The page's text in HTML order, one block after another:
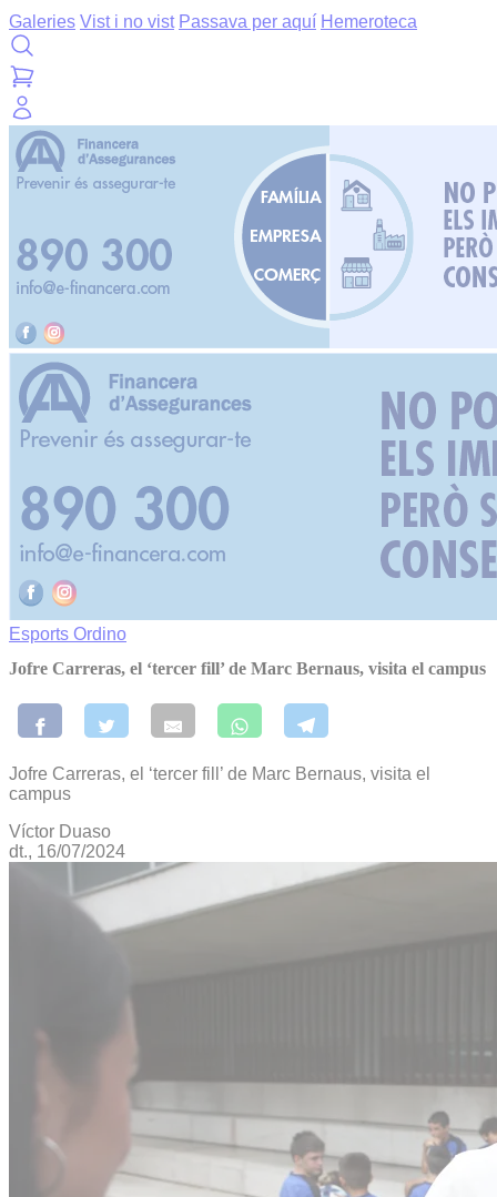
Galeries Vist i no vist Passava per aquí Hemeroteca
Esports Ordino
Jofre Carreras, el ‘tercer fill’ de Marc Bernaus, visita el campus
Jofre Carreras, el ‘tercer fill’ de Marc Bernaus, visita el
campus
Víctor Duaso
dt., 16/07/2024